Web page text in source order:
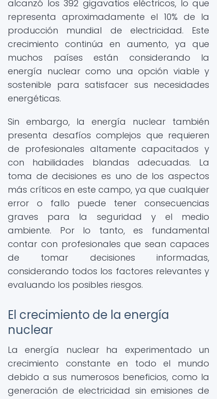
alcanzó los 392 gigavatios eléctricos, lo que
representa aproximadamente el 10% de la
producción mundial de electricidad. Este
crecimiento continúa en aumento, ya que
muchos países están considerando la
energía nuclear como una opción viable y
sostenible para satisfacer sus necesidades
energéticas.
Sin embargo, la energía nuclear también
presenta desafíos complejos que requieren
de profesionales altamente capacitados y
con habilidades blandas adecuadas. La
toma de decisiones es uno de los aspectos
más críticos en este campo, ya que cualquier
error o fallo puede tener consecuencias
graves para la seguridad y el medio
ambiente. Por lo tanto, es fundamental
contar con profesionales que sean capaces
de tomar decisiones informadas,
considerando todos los factores relevantes y
evaluando los posibles riesgos.
El crecimiento de la energía
nuclear
La energía nuclear ha experimentado un
crecimiento constante en todo el mundo
debido a sus numerosos beneficios, como la
generación de electricidad sin emisiones de